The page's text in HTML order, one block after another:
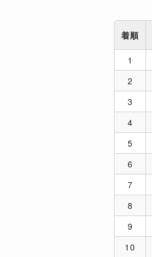
着順
1
2
3
4
5
6
7
8
9
10